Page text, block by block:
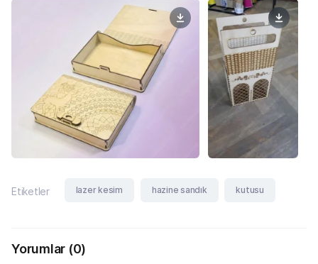
Etiketler lazer kesim hazine sandık kutusu
Yorumlar (0)